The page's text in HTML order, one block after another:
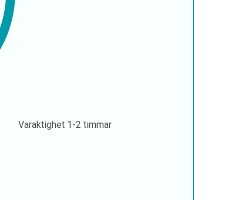
Varaktighet 1-2 timmar